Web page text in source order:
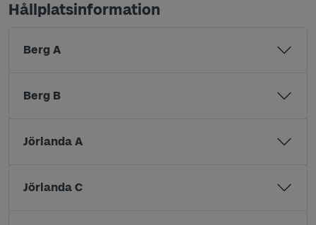
Hållplatsinformation
Berg A
Berg B
Jörlanda A
Jörlanda C